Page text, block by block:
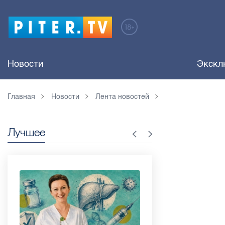
Новости
Главная Новости Лента новостей
Лучшее